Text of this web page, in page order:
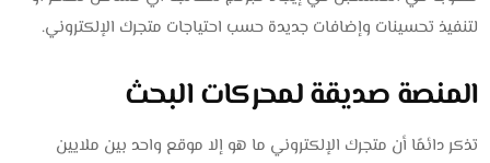
لتنفيذ تحسينات وإضافات جديدة حسب احتياجات متجرك الإلكتروني.
المنصة صديقة لمحركات البحث
تذكر دائمًا أن متجرك الإلكتروني ما هو إلا موقع واحد بين ملايين